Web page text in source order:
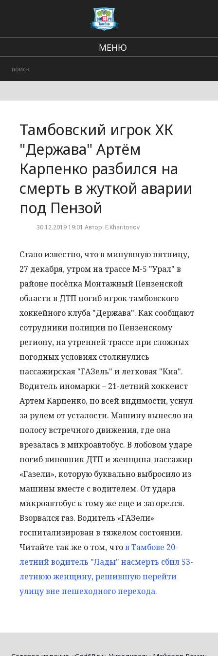
МЕНЮ
Городские события
Тамбовский игрок ХК
"Держава" Артём
Карпенко разбился на
смерть в жуткой аварии
под Пензой
30.12.2019 19:01 Автор: E.Kharitonov
Стало известно, что в минувшую пятницу,
27 декабря, утром на трассе М-5 "Урал" в
районе посёлка Монтажный Пензенской
области в ДТП погиб игрок тамбовского
хоккейного клуба "Держава". Как сообщают
сотрудники полиции по Пензенскому
региону, на утренней трассе при сложных
погодных условиях столкнулись
пассажирская "ГАЗель" и легковая "Киа".
Водитель иномарки – 21-летний хоккеист
Артем Карпенко, по всей видимости, уснул
за рулем от усталости. Машину вынесло на
полосу встречного движения, где она
врезалась в микроавтобус. В лобовом ударе
погиб виновник ДТП и женщина-пассажир
«Газели», которую буквально выбросило из
машины вместе с водителем. От удара
микроавтобус к тому же еще и загорелся.
Взорвался газ. Водитель «ГАЗели»
госпитализирован в тяжелом состоянии.
Читайте так же о том, чтов Тамбове 20-
летний водитель "Лады" насмерть сбил 53-
летнюю женщину, решившую перейти
улицу вне пешеходного перехода.